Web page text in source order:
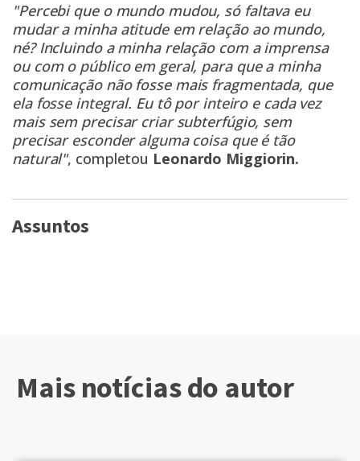
"Percebi que o mundo mudou, só faltava eu
mudar a minha atitude em relação ao mundo,
né? Incluindo a minha relação com a imprensa
ou com o público em geral, para que a minha
comunicação não fosse mais fragmentada, que
ela fosse integral. Eu tô por inteiro e cada vez
mais sem precisar criar subterfúgio, sem
precisar esconder alguma coisa que é tão
natural", completou Leonardo Miggiorin.
Assuntos
Mais notícias do autor